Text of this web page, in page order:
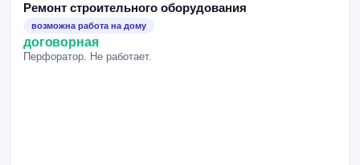
Ремонт строительного оборудования
возможна работа на дому
договорная
Перфоратор. Не работает.